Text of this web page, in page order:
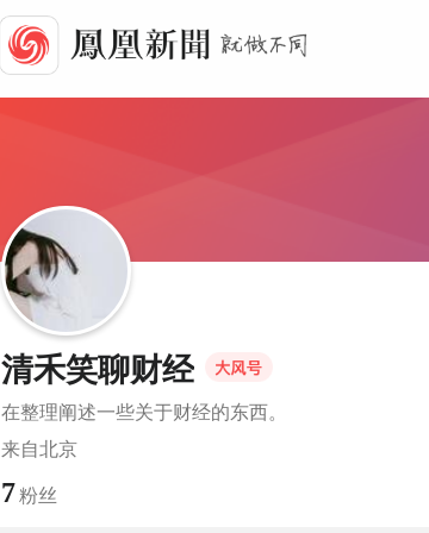
清禾笑聊财经
在整理阐述一些关于财经的东西。
来自北京
7粉丝